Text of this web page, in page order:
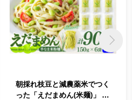
朝採れ枝豆と減農薬米でつく
った「えだまめん(米麺)」 75